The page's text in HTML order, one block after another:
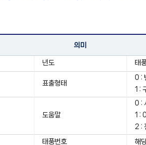
의미
년도 태
표출형태
0 :
1 :
도움말
0 :
1 :
2 :
태풍번호 해